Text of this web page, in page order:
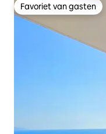
Favoriet van gasten
Favoriet van gasten